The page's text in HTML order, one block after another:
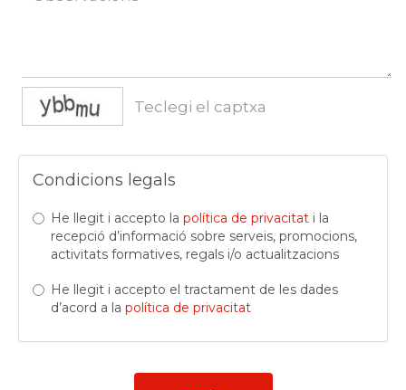
Condicions legals
He llegit i accepto la política de privacitat i la
recepció d’informació sobre serveis, promocions,
activitats formatives, regals i/o actualitzacions
He llegit i accepto el tractament de les dades
d’acord a la política de privacitat